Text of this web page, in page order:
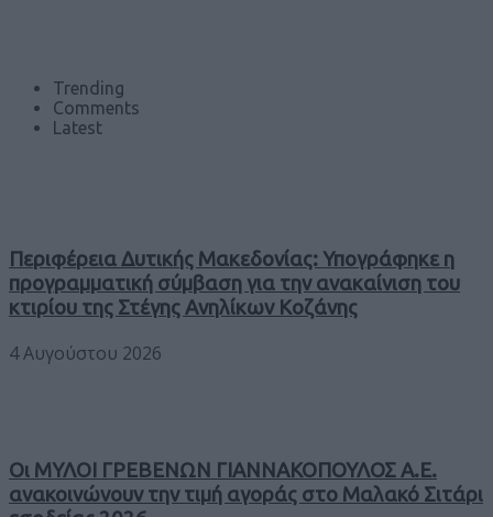
Trending
Comments
Latest
Περιφέρεια Δυτικής Μακεδονίας: Υπογράφηκε η
προγραμματική σύμβαση για την ανακαίνιση του
κτιρίου της Στέγης Ανηλίκων Κοζάνης
4 Αυγούστου 2026
Οι ΜΥΛΟΙ ΓΡΕΒΕΝΩΝ ΓΙΑΝΝΑΚΟΠΟΥΛΟΣ Α.Ε.
ανακοινώνουν την τιμή αγοράς στο Μαλακό Σιτάρι